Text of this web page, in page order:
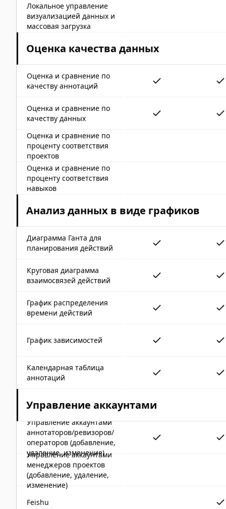
Локальное управление
визуализацией данных и
массовая загрузка
Оценка качества данных
Оценка и сравнение по
качеству аннотаций
Оценка и сравнение по
качеству данных
Оценка и сравнение по
проценту соответствия
проектов
Оценка и сравнение по
проценту соответствия
навыков
Анализ данных в виде графиков
Диаграмма Ганта для
планирования действий
Круговая диаграмма
взаимосвязей действий
График распределения
времени действий
График зависимостей
Календарная таблица
аннотаций
Управление аккаунтами
Управление аккаунтами
аннотаторов/ревизоров/
операторов (добавление,
удаление, изменение)
Управление аккаунтами
менеджеров проектов
(добавление, удаление,
изменение)
Feishu